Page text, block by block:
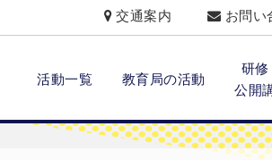
交通案内 お問い
活動一覧 教育局の活動
研修
公開